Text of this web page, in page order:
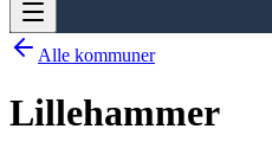
Alle kommuner
Lillehammer